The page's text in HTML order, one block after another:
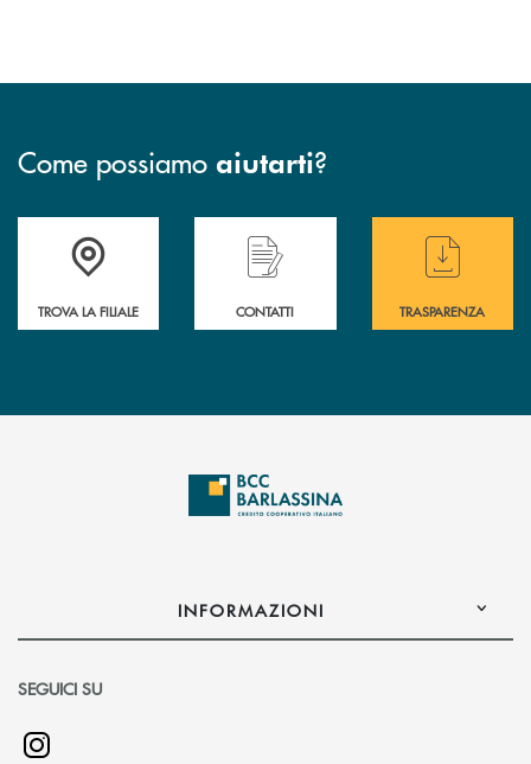
Come possiamo aiutarti?
Accedi all' elenco completo delle filiali di BCC Barlassina.
TROVA LA FILIALE
Hai bisogno di assistenza immediata ?
CONTATTI
Hai bisogno di
TRASPARENZA
INFORMAZIONI
SEGUICI SU